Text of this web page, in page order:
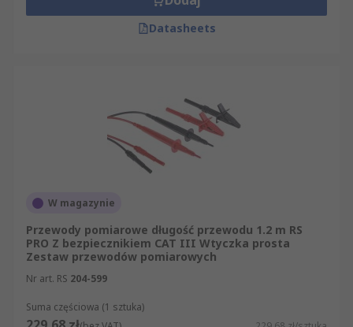
Datasheets
W magazynie
Przewody pomiarowe długość przewodu 1.2 m RS
PRO Z bezpiecznikiem CAT III Wtyczka prosta
Zestaw przewodów pomiarowych
Nr art. RS 204-599
Suma częściowa (1 sztuka)